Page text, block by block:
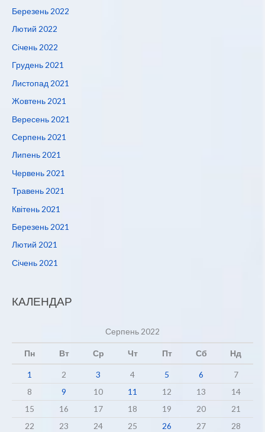
Березень 2022
Лютий 2022
Січень 2022
Грудень 2021
Листопад 2021
Жовтень 2021
Вересень 2021
Серпень 2021
Липень 2021
Червень 2021
Травень 2021
Квітень 2021
Березень 2021
Лютий 2021
Січень 2021
КАЛЕНДАР
Серпень 2022
Пн Вт Ср Чт Пт Сб Нд
1 2 3 4 5 6
7
8
9 10 11 12 13
14
15
16 17 18 19 20
21
22
23 24 25 26 27
28